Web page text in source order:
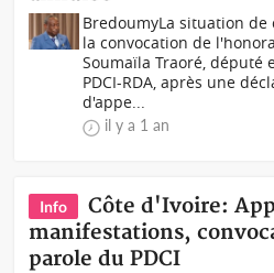
BredoumyLa situation
la convocation de
Soumaïla Traoré, député
PDCI-RDA, après une
d'appe...
il y a 1 an
Info
Côte d'Ivoire:
manifestations,
parole du PDCI